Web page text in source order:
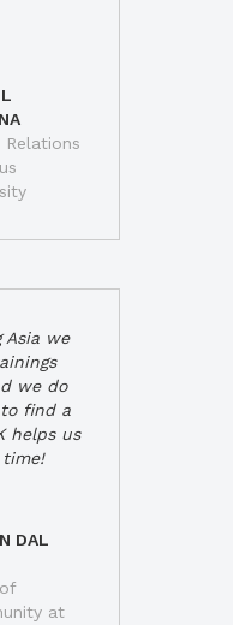
Relations
Asia we
we do
find a
helps us
time!
DAL
at